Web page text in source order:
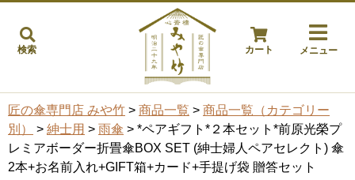
検索 カート メニュー
匠の傘専門店 みや竹 > 商品一覧 > 商品一覧（カテゴリー
別）
> 紳士用 > 雨傘 > *ペアギフト*２本セット*前原光榮プ
レミアボーダー折畳傘BOX SET (紳士婦人ペアセレクト) 傘
2本+お名前入れ+GIFT箱+カード+手提げ袋 贈答セット